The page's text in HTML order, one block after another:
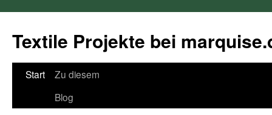
Textile Projekte bei
Springe
Start
Zu diesem
Blog